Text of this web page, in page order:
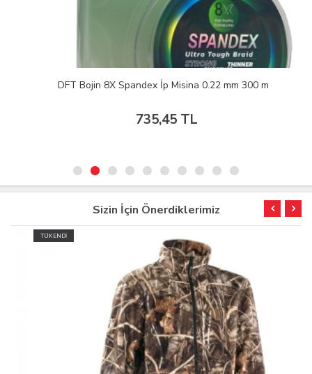
DFT Bojin 8X Spandex İp Misina 0.22 mm 300 m
735,45 TL
Sizin İçin Önerdiklerimiz
TÜKENDİ